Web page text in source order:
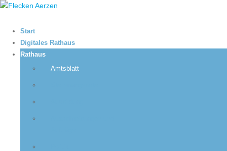
Start
Digitales Rathaus
Rathaus
Amtsblatt